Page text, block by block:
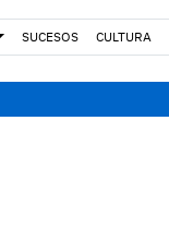
SUCESOS CULTURA